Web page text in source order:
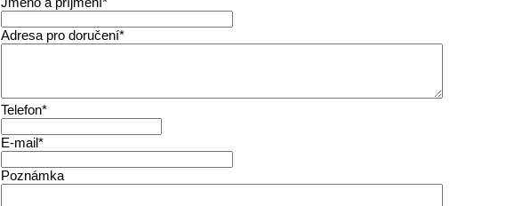
Adresa pro doručení*
Telefon*
E-mail*
Poznámka